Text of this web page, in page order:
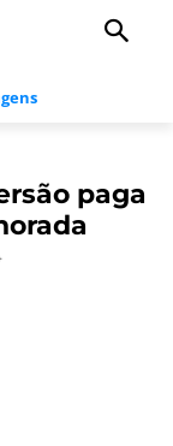
paga